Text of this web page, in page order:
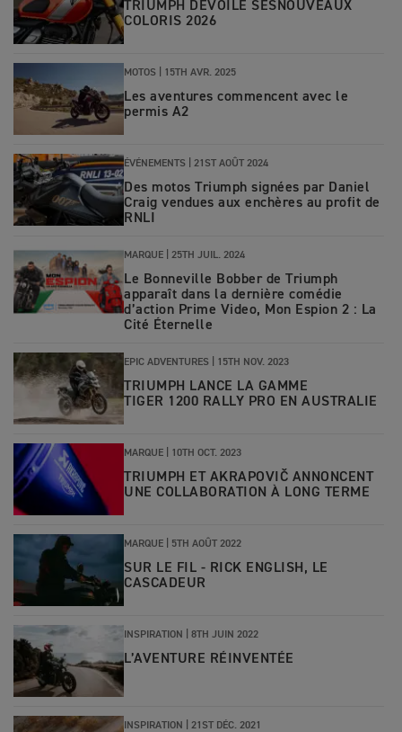
TRIUMPH DÉVOILE SESNOUVEAUX
COLORIS 2026
MOTOS 15TH AVR. 2025
Les aventures commencent avec le
permis A2
ÉVÉNEMENTS 21ST AOÛT 2024
Des motos Triumph signées par Daniel
Craig vendues aux enchères au profit de
RNLI
MARQUE 25TH JUIL. 2024
Le Bonneville Bobber de Triumph
apparaît dans la dernière comédie
d’action Prime Video, Mon Espion 2 : La
Cité Éternelle
EPIC ADVENTURES 15TH NOV. 2023
TRIUMPH LANCE LA GAMME
TIGER 1200 RALLY PRO EN AUSTRALIE
MARQUE 10TH OCT. 2023
TRIUMPH ET AKRAPOVIČ ANNONCENT
UNE COLLABORATION À LONG TERME
MARQUE 5TH AOÛT 2022
SUR LE FIL - RICK ENGLISH, LE
CASCADEUR
INSPIRATION 8TH JUIN 2022
L’AVENTURE RÉINVENTÉE
INSPIRATION 21ST DÉC. 2021